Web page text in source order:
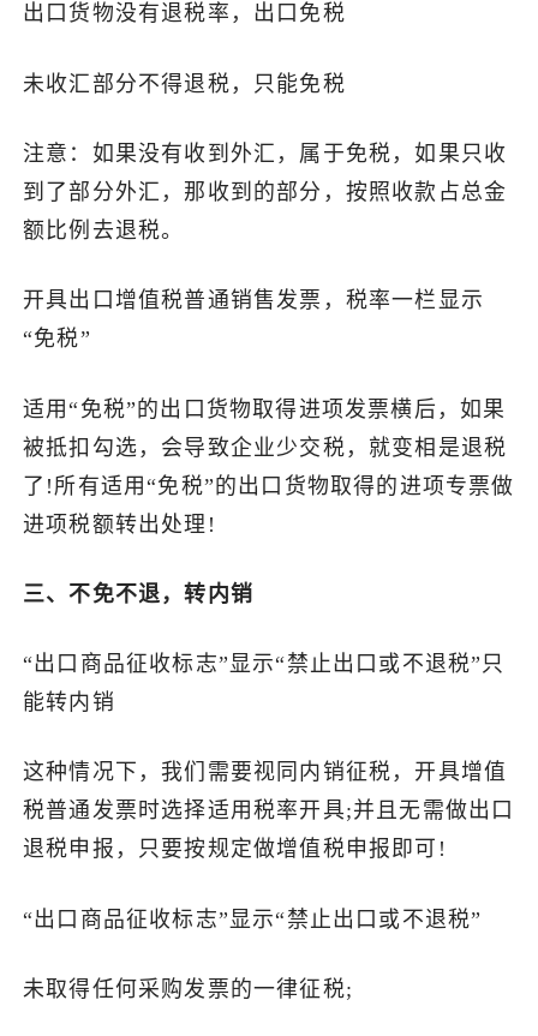
出口货物没有退税率，出口免税
未收汇部分不得退税，只能免税
注意：如果没有收到外汇，属于免税，如果只收
到了部分外汇，那收到的部分，按照收款占总金
额比例去退税。
开具出口增值税普通销售发票，税率一栏显示
“免税”
适用“免税”的出口货物取得进项发票横后，如果
被抵扣勾选，会导致企业少交税，就变相是退税
了!所有适用“免税”的出口货物取得的进项专票做
进项税额转出处理!
三、不免不退，转内销
“出口商品征收标志”显示“禁止出口或不退税”只
能转内销
这种情况下，我们需要视同内销征税，开具增值
税普通发票时选择适用税率开具;并且无需做出口
退税申报，只要按规定做增值税申报即可!
“出口商品征收标志”显示“禁止出口或不退税”
未取得任何采购发票的一律征税;